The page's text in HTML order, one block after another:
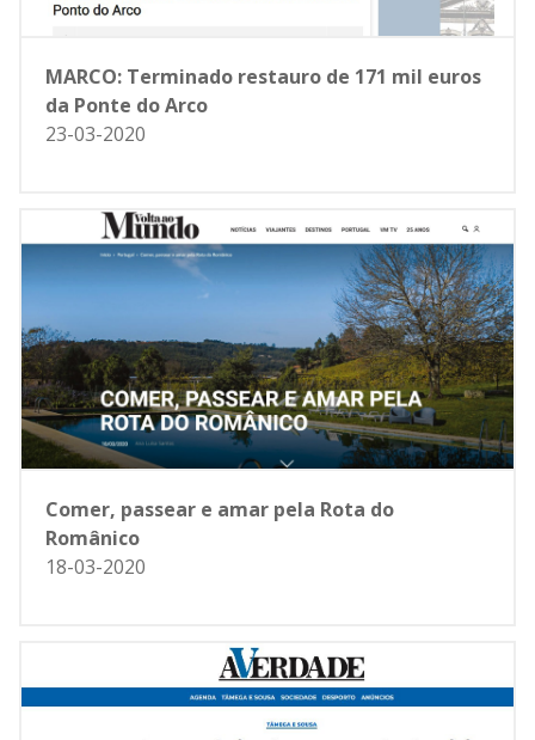
MARCO: Terminado restauro de 171 mil euros
da Ponte do Arco
23-03-2020
Comer, passear e amar pela Rota do
Românico
18-03-2020